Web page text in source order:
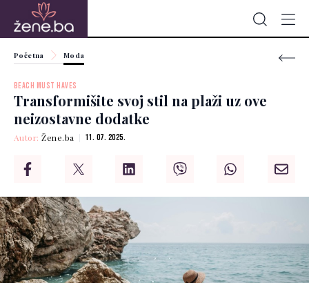
Početna Moda
BEACH MUST HAVES
Transformišite svoj stil na plaži uz ove
neizostavne dodatke
Autor:Žene.ba 11. 07. 2025.